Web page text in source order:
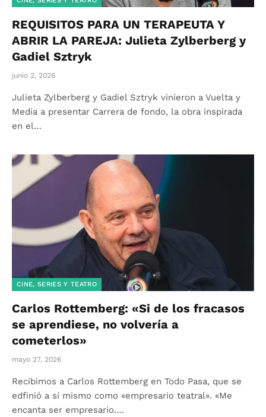
REQUISITOS PARA UN TERAPEUTA Y
ABRIR LA PAREJA: Julieta Zylberberg y
Gadiel Sztryk
junio 2, 2026
Julieta Zylberberg y Gadiel Sztryk vinieron a Vuelta y
Media a presentar Carrera de fondo, la obra inspirada
en el…
CINE, SERIES Y TEATRO
Carlos Rottemberg: «Si de los fracasos
se aprendiese, no volvería a
cometerlos»
mayo 27, 2026
Recibimos a Carlos Rottemberg en Todo Pasa, que se
edfinió a sí mismo como «empresario teatral». «Me
encanta ser empresario.…